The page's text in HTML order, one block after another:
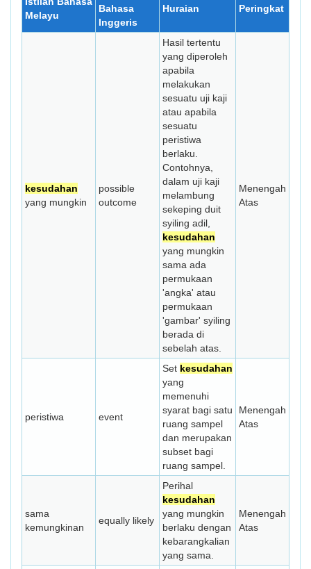
Melayu
Bahasa
Inggeris
Huraian Peringkat
kesudahan
yang mungkin
possible
outcome
Hasil tertentu
yang diperoleh
apabila
melakukan
sesuatu uji kaji
atau apabila
sesuatu
peristiwa
berlaku.
Contohnya,
dalam uji kaji
melambung
sekeping duit
syiling adil,
kesudahan
yang mungkin
sama ada
permukaan
'angka' atau
permukaan
'gambar' syiling
berada di
sebelah atas.
Menengah
Atas
peristiwa event
Set kesudahan
yang
memenuhi
syarat bagi satu
ruang sampel
dan merupakan
subset bagi
ruang sampel.
Menengah
Atas
sama
kemungkinan
equally likely
Perihal
kesudahan
yang mungkin
berlaku dengan
kebarangkalian
yang sama.
Menengah
Atas